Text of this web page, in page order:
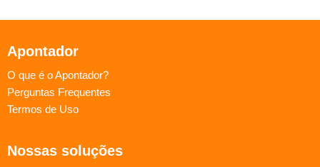
Apontador
O que é o Apontador?
Perguntas Frequentes
Termos de Uso
Nossas soluções